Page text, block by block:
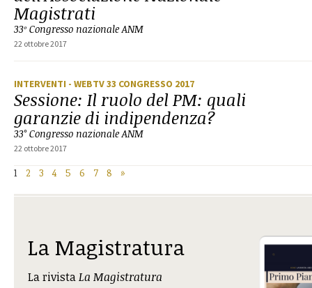
Magistrati
33º Congresso nazionale ANM
22 ottobre 2017
INTERVENTI - WEBTV 33 CONGRESSO 2017
Sessione: Il ruolo del PM: quali
garanzie di indipendenza?
33° Congresso nazionale ANM
22 ottobre 2017
1 2 3 4 5 6 7 8 »
La Magistratura
La rivistaLa Magistratura